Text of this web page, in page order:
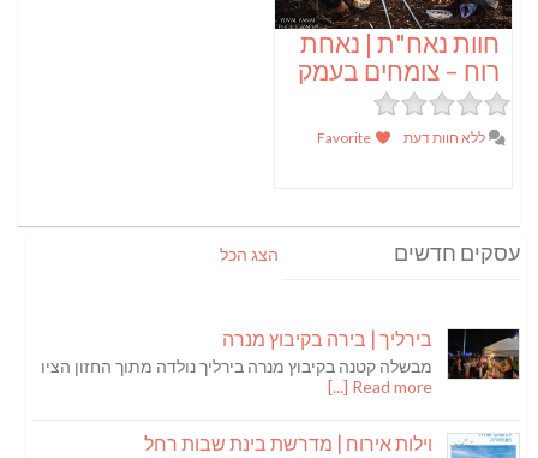
חוות נאח"ת | נאחת
רוח – צומחים בעמק
ללא חוות דעת
עסקים חדשים הצג הכל
בירליך | בירה בקיבוץ מנרה
מבשלה קטנה בקיבוץ מנרה בירליך נולדה מתוך החזון הציו
Read more [...]
וילות אירוח | מדרשת בינת שבות רחל